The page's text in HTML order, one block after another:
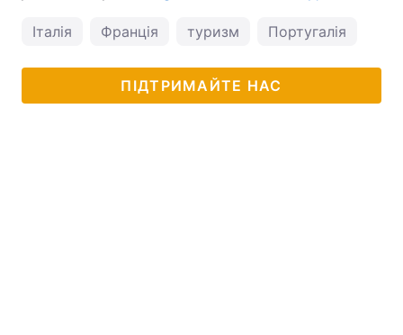
Італія Франція туризм Португалія
ПІДТРИМАЙТЕ НАС